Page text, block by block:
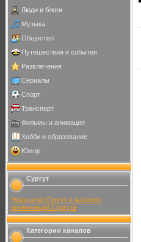
Люди и блоги
Музыка
Общество
Путешествия и события
Развлечения
Сериалы
Спорт
Транспорт
Фильмы и анимация
Хобби и образование
Юмор
Сургут
Эвакуатор Сургут в каталоге
организаций Сургута
Категории каналов